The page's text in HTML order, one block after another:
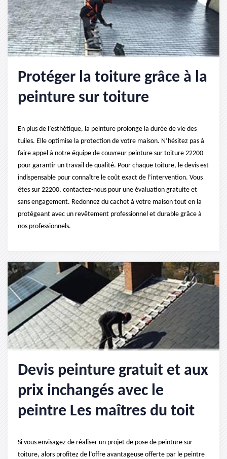
Protéger la toiture grâce à la
peinture sur toiture
En plus de l’esthétique, la peinture prolonge la durée de vie des
tuiles. Elle optimise la protection de votre maison. N’hésitez pas à
faire appel à notre équipe de couvreur peinture sur toiture 22200
pour garantir un travail de qualité. Pour chaque toiture, le devis est
indispensable pour connaître le coût exact de l’intervention. Vous
êtes sur 22200, contactez-nous pour une évaluation gratuite et
sans engagement. Redonnez du cachet à votre maison tout en la
protégeant avec un revêtement professionnel et durable grâce à
nos professionnels.
Devis peinture gratuit et aux
prix inchangés avec le
peintre Les maîtres du toit
Si vous envisagez de réaliser un projet de pose de peinture sur
toiture, alors profitez de l’offre avantageuse offerte par le peintre